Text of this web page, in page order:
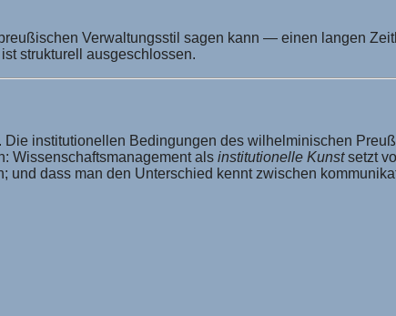
Verwaltungsstil sagen kann — einen langen
strukturell ausgeschlossen.
institutionellen Bedingungen des wilhelminischen
Wissenschaftsmanagement als institutionelle Kunstsetzt
und dass man den Unterschied kennt zwischen